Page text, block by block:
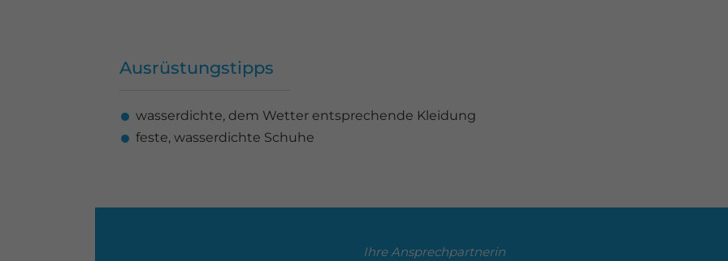
Ausrüstungstipps
wasserdichte, dem Wetter entsprechende Kleidung
feste, wasserdichte Schuhe
Ihre Ansprechpartnerin